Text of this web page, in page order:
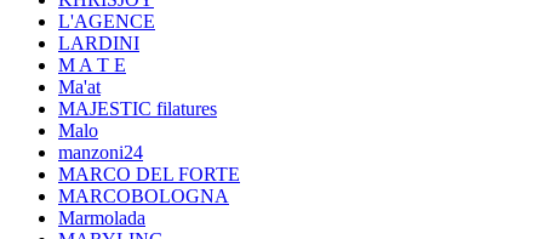
L'AGENCE
LARDINI
M A T E
Ma'at
MAJESTIC filatures
Malo
manzoni24
MARCO DEL FORTE
MARCOBOLOGNA
Marmolada